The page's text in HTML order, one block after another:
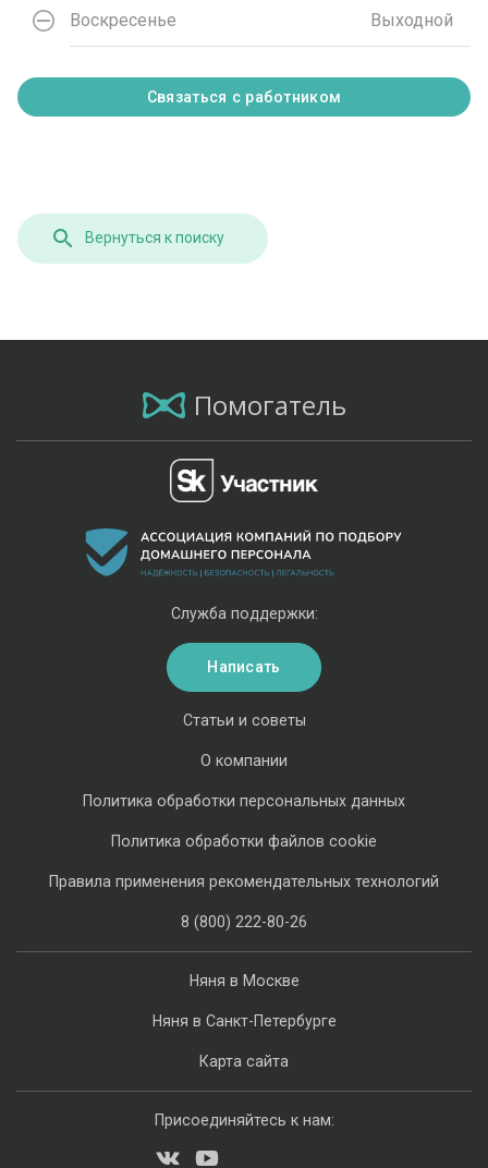
Воскресенье Выходной
Связаться с работником
Вернуться к поиску
Помогатель
Няня в Москве
Няня в Санкт-Петербурге
Карта сайта
Статьи и советы
О компании
Политика обработки персональных данных
Политика обработки файлов cookie
Правила применения рекомендательных технологий
8 (800) 222-80-26
Служба поддержки:
Написать
Присоединяйтесь к нам: